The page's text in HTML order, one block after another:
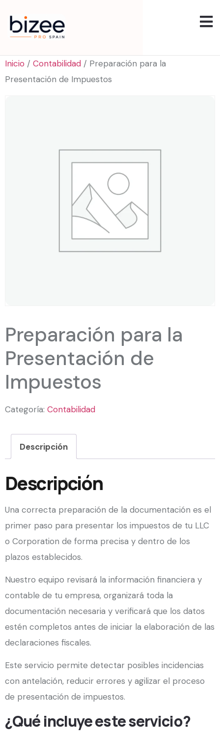
Inicio / Contabilidad / Preparación para la
Presentación de Impuestos
Preparación para la
Presentación de
Impuestos
Categoría: Contabilidad
Descripción
Descripción
Una correcta preparación de la documentación es el
primer paso para presentar los impuestos de tu LLC
o Corporation de forma precisa y dentro de los
plazos establecidos.
Nuestro equipo revisará la información financiera y
contable de tu empresa, organizará toda la
documentación necesaria y verificará que los datos
estén completos antes de iniciar la elaboración de las
declaraciones fiscales.
Este servicio permite detectar posibles incidencias
con antelación, reducir errores y agilizar el proceso
de presentación de impuestos.
¿Qué incluye este servicio?